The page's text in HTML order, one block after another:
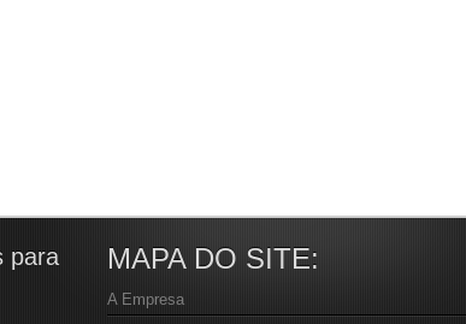
para
MAPA DO SITE:
A Empresa